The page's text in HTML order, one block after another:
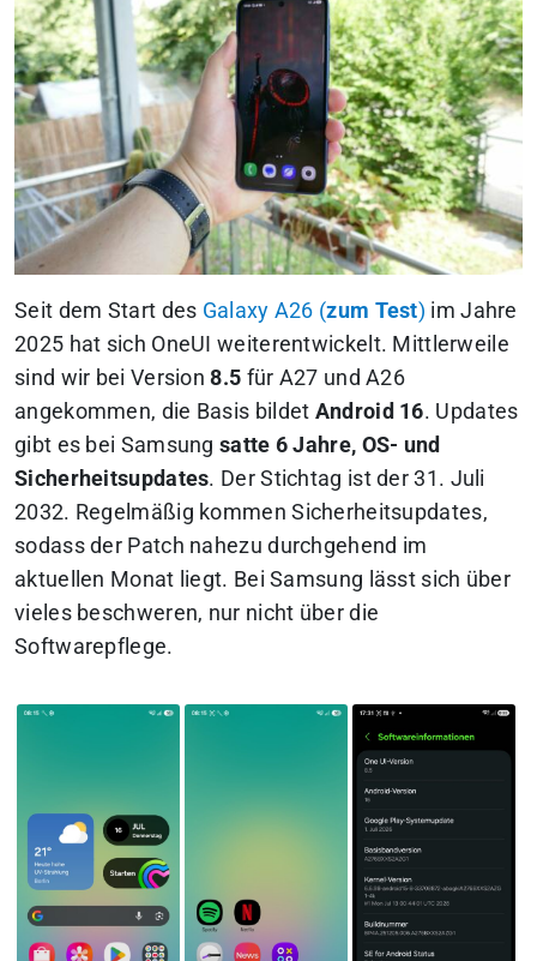
Seit dem Start des Galaxy A26 (zum Test) im Jahre
2025 hat sich OneUI weiterentwickelt. Mittlerweile
sind wir bei Version8.5 für A27 und A26
angekommen, die Basis bildet Android 16. Updates
gibt es bei Samsungsatte 6 Jahre, OS- und
Sicherheitsupdates. Der Stichtag ist der 31. Juli
2032. Regelmäßig kommen Sicherheitsupdates,
sodass der Patch nahezu durchgehend im
aktuellen Monat liegt. Bei Samsung lässt sich über
vieles beschweren, nur nicht über die
Softwarepflege.